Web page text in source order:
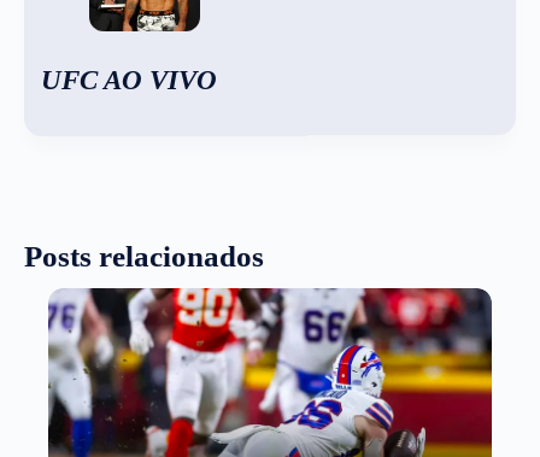
UFC AO VIVO
Posts relacionados